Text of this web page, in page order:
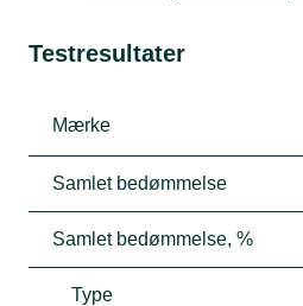
Testresultater
Mærke
Samlet bedømmelse
Samlet bedømmelse, %
Type